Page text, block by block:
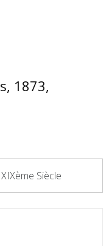
1873,
Siècle